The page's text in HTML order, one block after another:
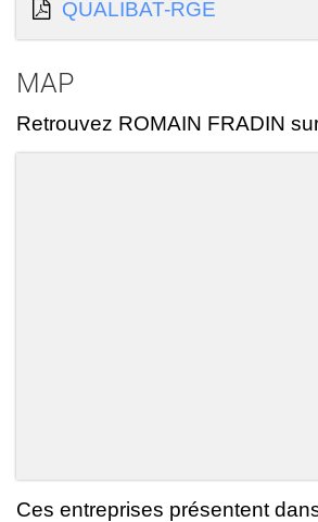
QUALIBAT-RGE
MAP
Retrouvez ROMAIN FRADIN
Ces entreprises présentent